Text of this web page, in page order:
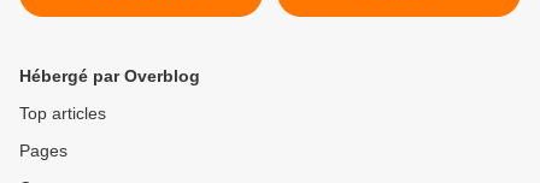
Hébergé par Overblog
Top articles
Pages